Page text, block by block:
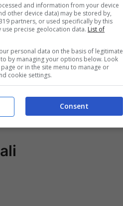
nero: sensualità allo
and information from your device
other device data) may be stored by,
partners, or used specifically by this
precise geolocation data. List of
personal data on the basis of legitimate
by managing your options below. Look
or in the site menu to manage or
cookie settings.
Consent